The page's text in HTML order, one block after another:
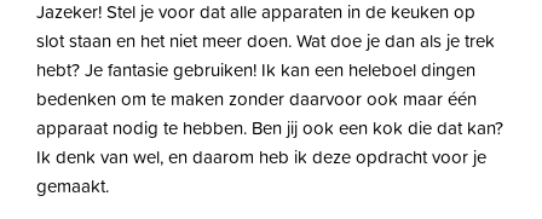
Jazeker! Stel je voor dat alle apparaten in de keuken op
slot staan en het niet meer doen. Wat doe je dan als je trek
hebt? Je fantasie gebruiken! Ik kan een heleboel dingen
bedenken om te maken zonder daarvoor ook maar één
apparaat nodig te hebben. Ben jij ook een kok die dat kan?
Ik denk van wel, en daarom heb ik deze opdracht voor je
gemaakt.